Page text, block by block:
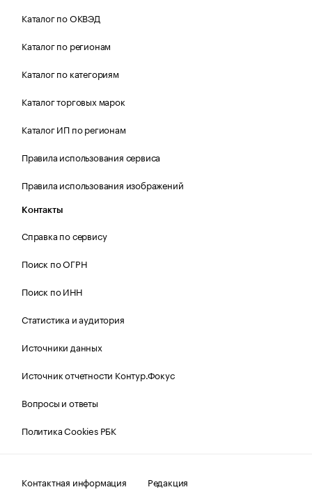
Каталог по ОКВЭД
Каталог по регионам
Каталог по категориям
Каталог торговых марок
Каталог ИП по регионам
Правила использования сервиса
Правила использования изображений
Контакты
Справка по сервису
Поиск по ОГРН
Поиск по ИНН
Статистика и аудитория
Источники данных
Источник отчетности Контур.Фокус
Вопросы и ответы
Политика Cookies РБК
Контактная информация Редакция